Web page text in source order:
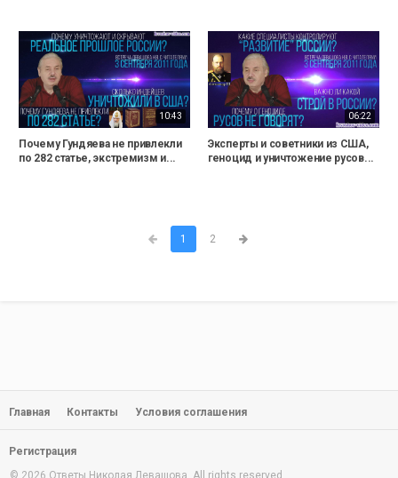
10:43
Почему Гундяева не привлекли
по 282 статье, экстремизм и...
06:22
Эксперты и советники из США,
геноцид и уничтожение русов...
1 2
Главная Контакты Условия соглашения
Регистрация
© 2026 Ответы Николая Левашова. All rights reserved